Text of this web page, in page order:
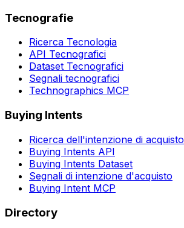
Tecnografie
Ricerca Tecnologia
API Tecnografici
Dataset Tecnografici
Segnali tecnografici
Technographics MCP
Buying Intents
Ricerca dell'intenzione di acquisto
Buying Intents API
Buying Intents Dataset
Segnali di intenzione d'acquisto
Buying Intent MCP
Directory